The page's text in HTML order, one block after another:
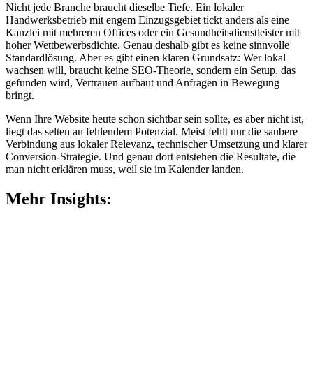
Nicht jede Branche braucht dieselbe Tiefe. Ein lokaler
Handwerksbetrieb mit engem Einzugsgebiet tickt anders als eine
Kanzlei mit mehreren Offices oder ein Gesundheitsdienstleister mit
hoher Wettbewerbsdichte. Genau deshalb gibt es keine sinnvolle
Standardlösung. Aber es gibt einen klaren Grundsatz: Wer lokal
wachsen will, braucht keine SEO-Theorie, sondern ein Setup, das
gefunden wird, Vertrauen aufbaut und Anfragen in Bewegung
bringt.
Wenn Ihre Website heute schon sichtbar sein sollte, es aber nicht ist,
liegt das selten an fehlendem Potenzial. Meist fehlt nur die saubere
Verbindung aus lokaler Relevanz, technischer Umsetzung und klarer
Conversion-Strategie. Und genau dort entstehen die Resultate, die
man nicht erklären muss, weil sie im Kalender landen.
Mehr Insights: